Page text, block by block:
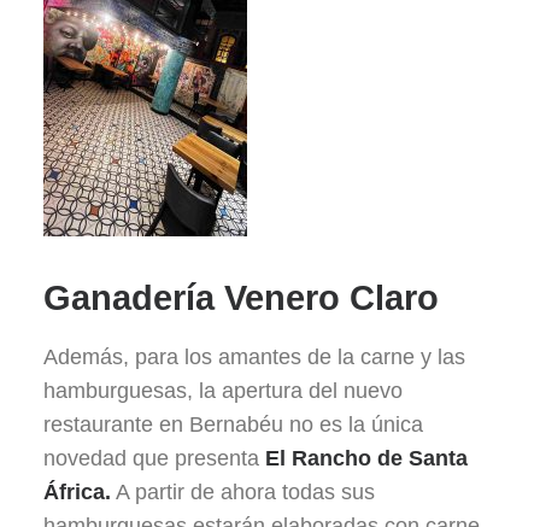
Ganadería Venero Claro
Además, para los amantes de la carne y las
hamburguesas, la apertura del nuevo
restaurante en Bernabéu no es la única
novedad que presenta El Rancho de Santa
África. A partir de ahora todas sus